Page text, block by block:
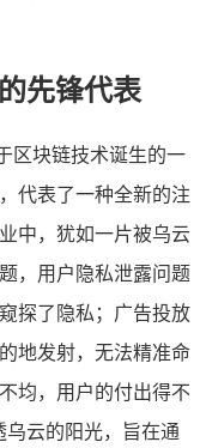
先锋代表
区块链技术诞生的一
代表了一种全新的注
中，犹如一片被乌云
，用户隐私泄露问题
探了隐私；广告投放
地发射，无法精准命
均，用户的付出得不
乌云的阳光，旨在通